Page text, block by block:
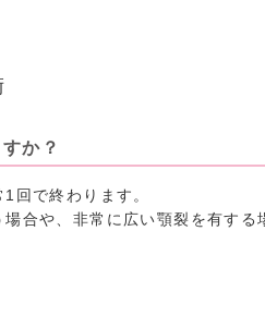
か？
回で終わります。
合や、非常に広い顎裂を有す